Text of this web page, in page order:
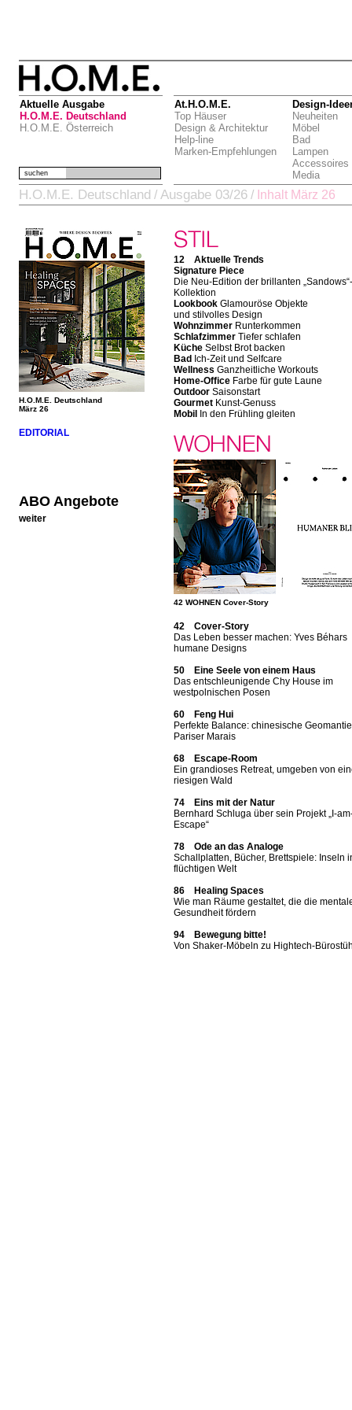
Aktuelle Ausgabe
H.O.M.E. Deutschland
H.O.M.E. Österreich
At.H.O.M.E.
Top Häuser
Design & Architektur
Help-line
Marken-Empfehlungen
Design-
Neuheiten
Möbel
Bad
Lampen
Accessoires
Media
suchen
H.O.M.E. Deutschland / Ausgabe 03/26 / Inhalt März 26
H.O.M.E. Deutschland
März 26
EDITORIAL
ABO Angebote
weiter
12 Aktuelle Trends
Signature Piece
Die Neu-Edition der brillanten „Sandows“-
Kollektion
Lookbook Glamouröse Objekte
und stilvolles Design
Wohnzimmer Runterkommen
Schlafzimmer Tiefer schlafen
Küche Selbst Brot backen
Bad Ich-Zeit und Selfcare
Wellness Ganzheitliche Workouts
Home-Office Farbe für gute Laune
Outdoor Saisonstart
Gourmet Kunst-Genuss
Mobil
In den Frühling gleiten
42 WOHNEN Cover-Story
42 Cover-Story
Das Leben besser machen: Yves Béhars
humane Designs
50 Eine Seele von einem Haus
Das entschleunigende Chy House im
westpolnischen Posen
60 Feng Hui
Perfekte Balance: chinesische
Pariser Marais
68 Escape-Room
Ein grandioses Retreat, umgeben von
riesigen Wald
74 Eins mit der Natur
Bernhard Schluga über sein Projekt „I-
Escape“
78 Ode an das Analoge
Schallplatten, Bücher, Brettspiele: Inseln
flüchtigen Welt
86 Healing Spaces
Wie man Räume gestaltet, die die
Gesundheit fördern
94 Bewegung bitte!
Von Shaker-Möbeln zu Hightech-